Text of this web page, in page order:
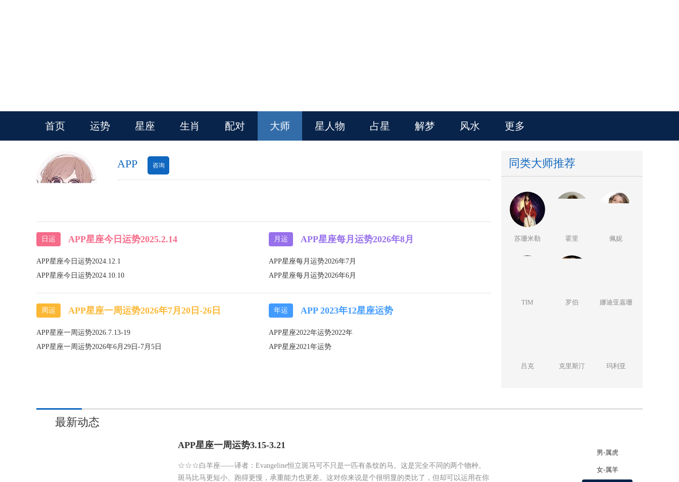
首页 运势 星座 生肖 配对 大师 星人物 占星 解梦 风水 更多
APP 咨询
日运 APP星座今日运势2025.2.14
APP星座今日运势2024.12.1
APP星座今日运势2024.10.10
月运 APP星座每月运势2026年8月
APP星座每月运势2026年7月
APP星座每月运势2026年6月
周运 APP星座一周运势2026年7月20日-26日
APP星座一周运势2026.7.13-19
APP星座一周运势2026年6月29日-7月5日
年运 APP 2023年12星座运势
APP星座2022年运势2022年
APP星座2021年运势
同类大师推荐
苏珊米勒 霍里 佩妮
TIM 罗伯 娜迪亚嘉珊
吕克 克里斯汀 玛利亚
最新动态
APP星座一周运势3.15-3.21
☆☆☆白羊座——译者：Evangeline恒立斑马可不只是一匹有条纹的马。这是完全不同的两个物种。
斑马比马更短小、跑得更慢，承重能力也更差。这对你来说是个很明显的类比了，但却可以运用在你
男-属虎
女-属羊